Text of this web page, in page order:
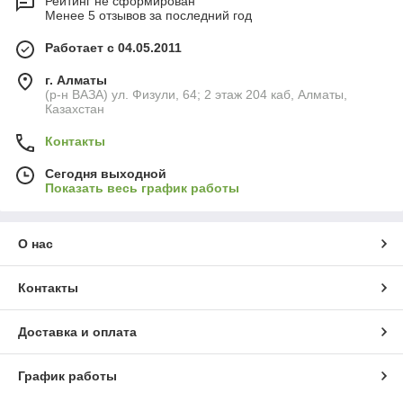
Менее 5 отзывов за последний год
Работает с 04.05.2011
г. Алматы
(р-н ВАЗА) ул. Физули, 64; 2 этаж 204 каб, Алматы,
Казахстан
Контакты
Сегодня выходной
Показать весь график работы
О нас
Контакты
Доставка и оплата
График работы